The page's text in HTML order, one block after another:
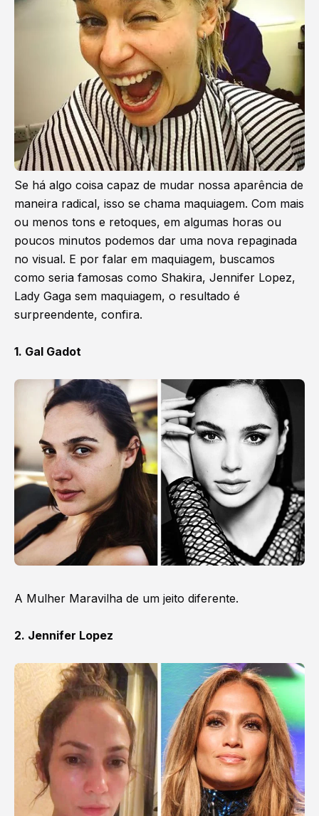
Se há algo coisa capaz de mudar nossa aparência de
maneira radical, isso se chama maquiagem. Com mais
ou menos tons e retoques, em algumas horas ou
poucos minutos podemos dar uma nova repaginada
no visual. E por falar em maquiagem, buscamos
como seria famosas como Shakira, Jennifer Lopez,
Lady Gaga sem maquiagem, o resultado é
surpreendente, confira.
1. Gal Gadot
A Mulher Maravilha de um jeito diferente.
2. Jennifer Lopez